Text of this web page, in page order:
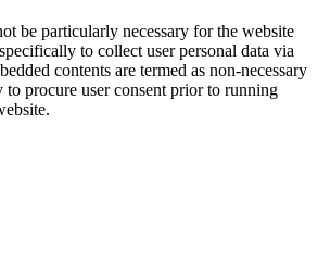
be particularly necessary for the website
to collect user personal data via
contents are termed as non-necessary
to procure user consent prior to running